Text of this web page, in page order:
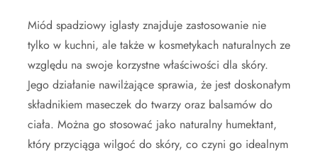
Miód spadziowy iglasty znajduje zastosowanie nie
tylko w kuchni, ale także w kosmetykach naturalnych ze
względu na swoje korzystne właściwości dla skóry.
Jego działanie nawilżające sprawia, że jest doskonałym
składnikiem maseczek do twarzy oraz balsamów do
ciała. Można go stosować jako naturalny humektant,
który przyciąga wilgoć do skóry, co czyni go idealnym